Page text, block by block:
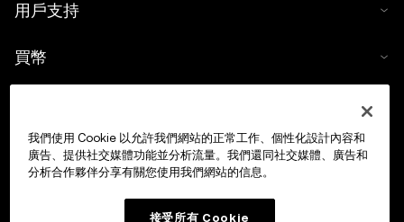
用戶支持
買幣
交易
我們使用 Cookie 以允許我們網站的正常工作、個性化設計內容和
廣告、提供社交媒體功能並分析流量。我們還同社交媒體、廣告和
分析合作夥伴分享有關您使用我們網站的信息。
接受所有 Cookie